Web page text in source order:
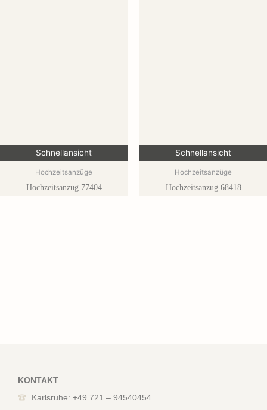
Schnellansicht
Hochzeitsanzüge
Hochzeitsanzug 77404
Schnellansicht
Hochzeitsanzüge
Hochzeitsanzug 68418
KONTAKT
Karlsruhe: +49 721 – 94540454